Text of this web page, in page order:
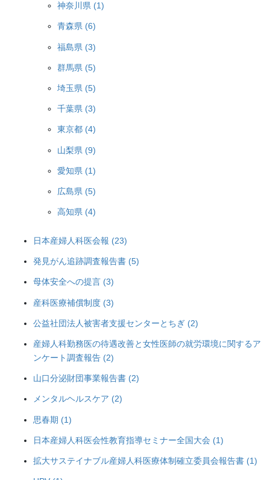
神奈川県 (1)
青森県 (6)
福島県 (3)
群馬県 (5)
埼玉県 (5)
千葉県 (3)
東京都 (4)
山梨県 (9)
愛知県 (1)
広島県 (5)
高知県 (4)
日本産婦人科医会報 (23)
発見がん追跡調査報告書 (5)
母体安全への提言 (3)
産科医療補償制度 (3)
公益社団法人被害者支援センターとちぎ (2)
産婦人科勤務医の待遇改善と女性医師の就労環境に関するア
ンケート調査報告 (2)
山口分泌財団事業報告書 (2)
メンタルヘルスケア (2)
思春期 (1)
日本産婦人科医会性教育指導セミナー全国大会 (1)
拡大サステイナブル産婦人科医療体制確立委員会報告書 (1)